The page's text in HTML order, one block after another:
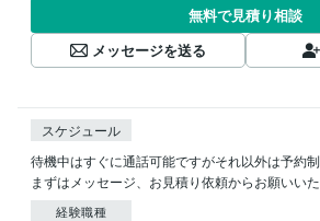
無料で見積り相談
メッセージを送る
スケジュール
待機中はすぐに通話可能ですがそれ以外は予約制
まずはメッセージ、お見積り依頼からお願いいた
経験職種